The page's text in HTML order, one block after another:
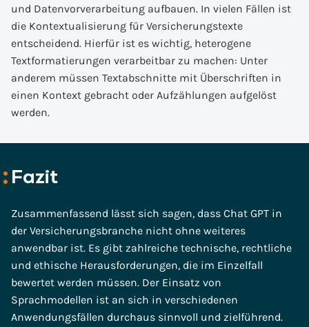
und Datenvorverarbeitung aufbauen. In vielen Fällen ist
die Kontextualisierung für Versicherungstexte
entscheidend. Hierfür ist es wichtig, heterogene
Textformatierungen verarbeitbar zu machen: Unter
anderem müssen Textabschnitte mit Überschriften in
einen Kontext gebracht oder Aufzählungen aufgelöst
werden.
Fazit
Zusammenfassend lässt sich sagen, dass Chat GPT in
der Versicherungsbranche nicht ohne weiteres
anwendbar ist. Es gibt zahlreiche technische, rechtliche
und ethische Herausforderungen, die im Einzelfall
bewertet werden müssen. Der Einsatz von
Sprachmodellen ist an sich in verschiedenen
Anwendungsfällen durchaus sinnvoll und zielführend.